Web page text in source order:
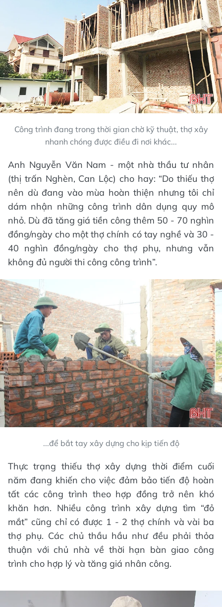
Công trình đang trong thời gian chờ kỹ thuật, thợ xây
nhanh chóng được điều đi nơi khác...
Anh Nguyễn Văn Nam - một nhà thầu tư nhân
(thị trấn Nghèn, Can Lộc) cho hay: “Do thiếu thợ
nên dù đang vào mùa hoàn thiện nhưng tôi chỉ
dám nhận những công trình dân dụng quy mô
nhỏ. Dù đã tăng giá tiền công thêm 50 - 70 nghìn
đồng/ngày cho một thợ chính có tay nghề và 30 -
40 nghìn đồng/ngày cho thợ phụ, nhưng vẫn
không đủ người thi công công trình”.
...để bắt tay xây dựng cho kịp tiến độ
Thực trạng thiếu thợ xây dựng thời điểm cuối
năm đang khiến cho việc đảm bảo tiến độ hoàn
tất các công trình theo hợp đồng trở nên khó
khăn hơn. Nhiều công trình xây dựng tìm “đỏ
mắt” cũng chỉ có được 1 - 2 thợ chính và vài ba
thợ phụ. Các chủ thầu hầu như đều phải thỏa
thuận với chủ nhà về thời hạn bàn giao công
trình cho hợp lý và tăng giá nhân công.